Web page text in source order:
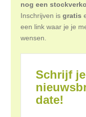
nog een
Inschrijven isgratis
een link waar je je
wensen.
Schrijf
date!